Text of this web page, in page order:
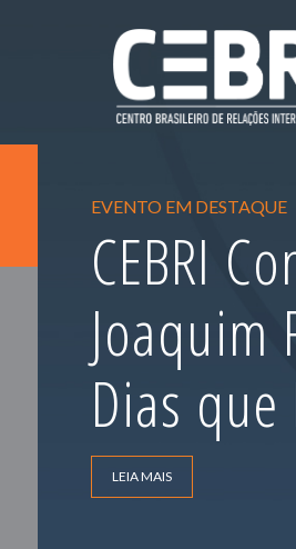
EVENTO EM DESTAQUE
CEBRI
Dias
LEIA MAIS